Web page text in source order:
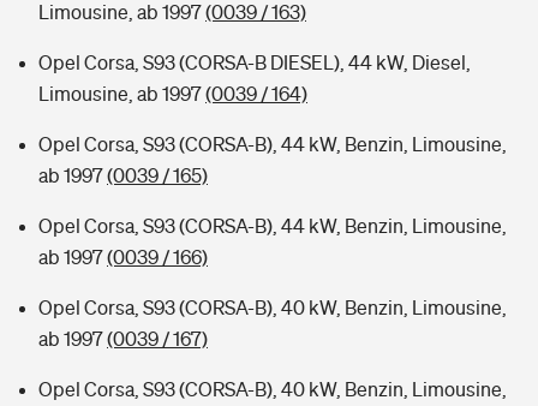
Limousine, ab 1997(0039 / 163)
Opel Corsa, S93 (CORSA-B DIESEL), 44 kW, Diesel,
Limousine, ab 1997(0039 / 164)
Opel Corsa, S93 (CORSA-B), 44 kW, Benzin, Limousine,
ab 1997(0039 / 165)
Opel Corsa, S93 (CORSA-B), 44 kW, Benzin, Limousine,
ab 1997(0039 / 166)
Opel Corsa, S93 (CORSA-B), 40 kW, Benzin, Limousine,
ab 1997(0039 / 167)
Opel Corsa, S93 (CORSA-B), 40 kW, Benzin, Limousine,